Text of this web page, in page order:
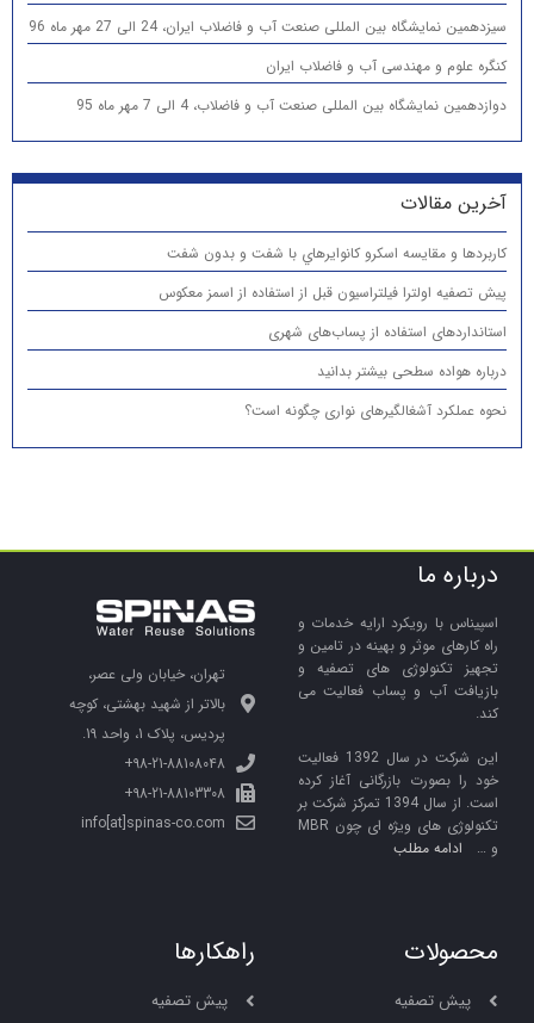
سیزدهمین نمایشگاه بین المللی صنعت آب و فاضلاب ایران، 24 الی 27 مهر ماه 96
کنگره علوم و مهندسی آب و فاضلاب ایران
دوازدهمین نمایشگاه بین المللی صنعت آب و فاضلاب، 4 الی 7 مهر ماه 95
آخرین مقالات
كاربردها و مقایسه اسكرو كانوايرهاي با شفت و بدون شفت
پیش تصفیه اولترا فیلتراسیون قبل از استفاده از اسمز معکوس
استانداردهای استفاده از پساب‌های شهری
درباره هواده سطحی بیشتر بدانید
نحوه عملکرد آشغالگیرهای نواری چگونه است؟
درباره ما
اسپیناس با رویکرد ارایه خدمات و
راه کارهای موثر و بهینه در تامین و
تجهیز تکنولوژی های تصفیه و
بازیافت آب و پساب فعالیت می
کند.
این شرکت در سال 1392 فعالیت
خود را بصورت بازرگانی آغاز کرده
است. از سال 1394 تمرکز شرکت بر
تکنولوژی های ویژه ای چون MBR
و … ادامه مطلب
تهران، خیابان ولی عصر،
بالاتر از شهید بهشتی، کوچه
پردیس، پلاک 1، واحد 19.
98-21-88108048+
98-21-88103308+
info[at]spinas-co.com
محصولات
پیش تصفیه
راهکارها
پیش تصفیه